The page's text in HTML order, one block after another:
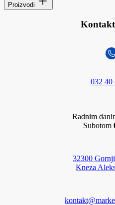
Proizvodi
032 40
Radnim
Subotom
32300
Kneza